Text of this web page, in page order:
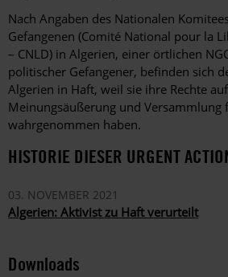
Nach Angaben des Nationalen
Gefangenen (Comité National pour la
– CNLD) in Algerien, einer örtlichen
politischer Gefangener, befinden sich
Algerien in Haft, weil sie ihre Rechte
Meinungsäußerung und Versammlung
wahrgenommen haben.
HISTORIE DIESER URGENT
03. NOVEMBER 2021
Algerien: Aktivist zu Haft verurteilt
Downloads